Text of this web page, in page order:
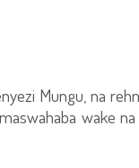
Mungu, na
wake